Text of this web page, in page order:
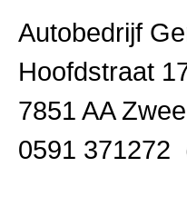
Autobedrijf
Hoofdstraat
7851 AA
0591 371272